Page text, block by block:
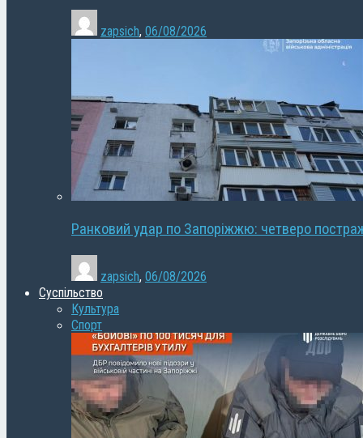
zapsich, 06/08/2026
Ранковий удар по Запоріжжю: четверо
zapsich, 06/08/2026
Суспільство
Культура
Спорт